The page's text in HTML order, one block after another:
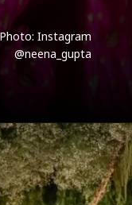
Instagram
@neena_gupta